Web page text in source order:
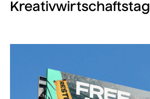
Kreativwirtschaftstag